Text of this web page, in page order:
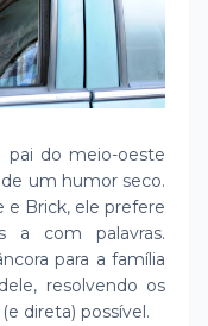
pai do meio-oeste
um humor seco.
e Brick, ele prefere
a com palavras.
para a família
resolvendo os
direta) possível.